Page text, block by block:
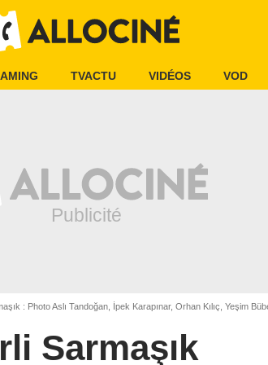
TVACTU VIDÉOS VOD
: Photo Aslı Tandoğan, İpek Karapınar, Orhan Kılıç, Yeşim
Sarmaşık